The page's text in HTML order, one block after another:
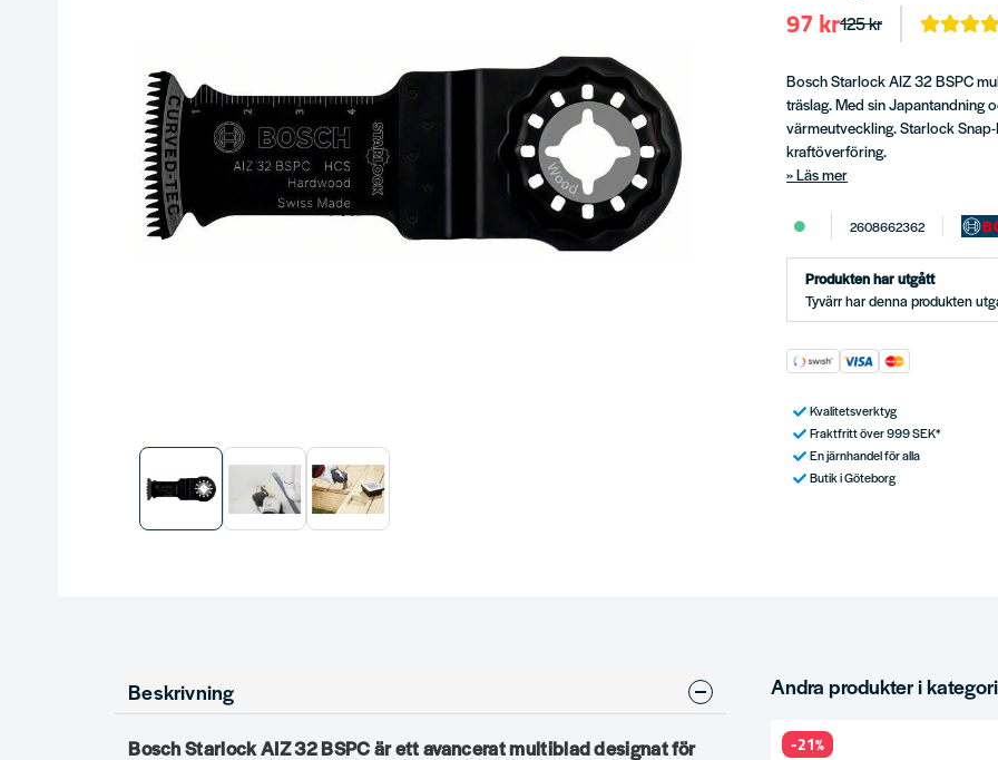
125 kr
97 kr
Bosch Starlock AIZ 32 BSPC
träslag. Med sin Japantandning
värmeutveckling. Starlock
kraftöverföring.
Läs mer
2608662362
Produkten har utgått
Tyvärr har denna produkten
Kvalitetsverktyg
Fraktfritt över 999 SEK*
En järnhandel för alla
Butik i Göteborg
Beskrivning
Bosch Starlock AIZ 32 BSPC är ett avancerat multiblad designat för
Andra produkter i
-21%